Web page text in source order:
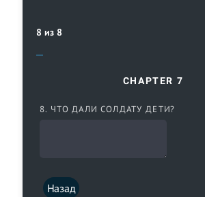
8 из 8
CHAPTER 7
8. ЧТО ДАЛИ СОЛДАТУ ДЕТИ?
Назад